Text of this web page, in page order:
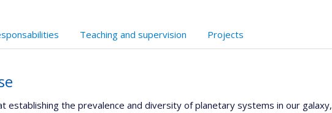
Teaching and supervision Projects
establishing the prevalence and diversity of planetary systems in our galaxy,